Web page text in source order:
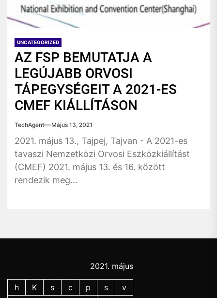
UNCATEGORIZED
AZ FSP BEMUTATJA A
LEGÚJABB ORVOSI
TÁPEGYSÉGEIT A 2021-ES
CMEF KIÁLLÍTÁSON
TechAgent Május 13, 2021
2021. május 13., Tajpej, Tajvan - A 2021-es
tavaszi Nemzetközi Orvosi Eszközkiállítást
(CMEF) 2021. május 13. és 16. között
rendezik meg...
2021. május
h K s c p s
v